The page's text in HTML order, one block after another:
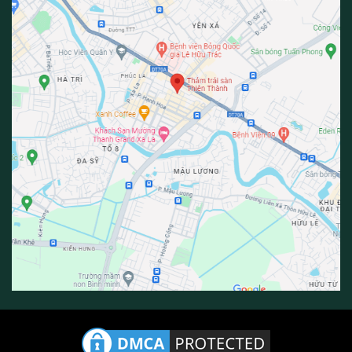
Địa chỉ: 208 lô đất dịch vụ, Khu đô thị Xa La, Hà Đông, Hà Nội,
Việt Nam Hà Nội
0/5(0 Reviews)
0/5(0 Reviews)
0/5 (0 Reviews)